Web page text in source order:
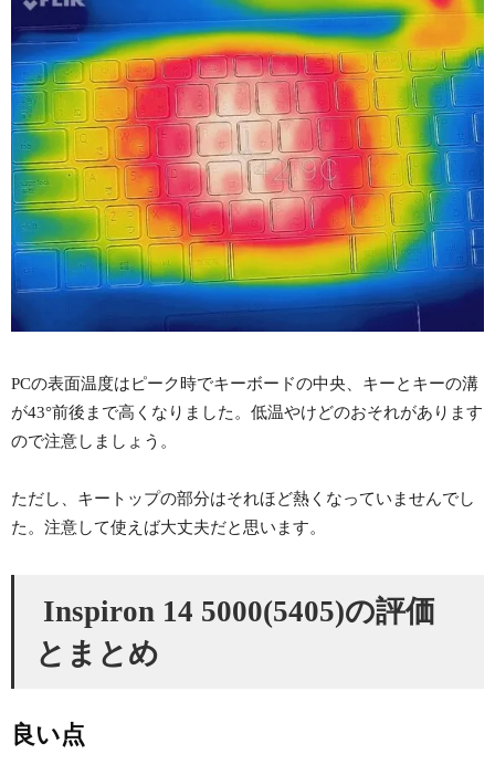
PCの表面温度はピーク時でキーボードの中央、キーとキーの溝
が43°前後まで高くなりました。低温やけどのおそれがあります
ので注意しましょう。
ただし、キートップの部分はそれほど熱くなっていませんでし
た。注意して使えば大丈夫だと思います。
Inspiron 14 5000(5405)の評価
とまとめ
良い点